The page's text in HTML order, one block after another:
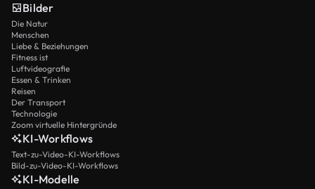
Bilder
Die Natur
Menschen
Liebe & Beziehungen
Fitness ist
Luftvideografie
Essen & Trinken
Reisen
Der Transport
Technologie
Zoom virtuelle Hintergründe
KI-Workflows
Text-zu-Video-KI-Workflows
Bild-zu-Video-KI-Workflows
KI-Modelle